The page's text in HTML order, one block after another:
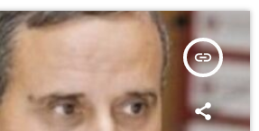
insert_link